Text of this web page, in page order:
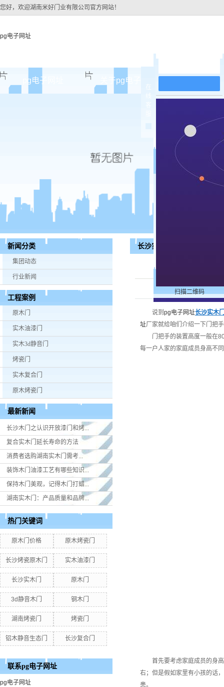
您好，欢迎湖南米好门业有限公司官方网站！
pg电子网址
pg电子网址 关于pg电子网址
公司团队
实木油
实木3d
烤瓷
实木复
新闻分类
集团动态
行业新闻
工程案例
原木门
实木油漆门
实木3d静音门
烤瓷门
实木复合门
原木烤瓷门
最新新闻
长沙木门之认识开放漆门和烤...
复合实木门延长寿命的方法
消费者选购湖南实木门​需考...
装饰木门油漆工艺有哪些知识...
保持木门美观，记得木门打蜡...
湖南实木门：产品质量和品牌...
热门关键词
原木门价格 原木烤瓷门
长沙烤瓷原木门 实木油漆门
长沙实木门 原木门
3d静音木门 钢木门
湖南烤瓷门 烤瓷门
铝木静音生态门 长沙复合门
联系pg电子网址
pg电子网址
长沙实木门门把手高度的标
说到 pg电子网址长沙实木
址厂家就给咱们介绍一下门把
门把手的装置高度一般在80-
每一户人家的家庭成员身高不
首先要考虑家庭成员的身高
右；但是假如家里有小孩的话
患。
在
扫描二维码